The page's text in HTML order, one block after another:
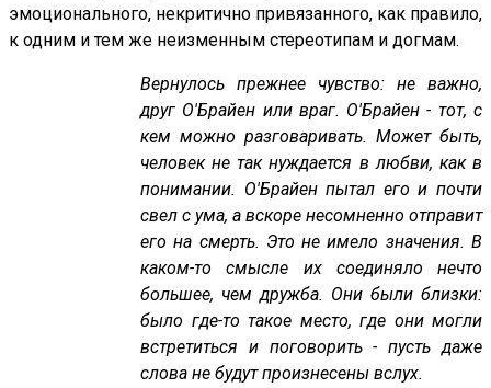
эмоционального, некритично привязанного, как правило,
к одним и тем же неизменным стереотипам и догмам.
Вернулось прежнее чувство: не важно,
друг О'Брайен или враг. О'Брайен - тот, с
кем можно разговаривать. Может быть,
человек не так нуждается в любви, как в
понимании. О'Брайен пытал его и почти
свел с ума, а вскоре несомненно отправит
его на смерть. Это не имело значения. В
каком-то смысле их соединяло нечто
большее, чем дружба. Они были близки:
было где-то такое место, где они могли
встретиться и поговорить - пусть даже
слова не будут произнесены вслух.